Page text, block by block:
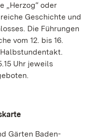
„Herzog“ oder
Geschichte und
Die Führungen
vom 12. bis 16.
Halbstundentakt.
Uhr jeweils
Gärten Baden-